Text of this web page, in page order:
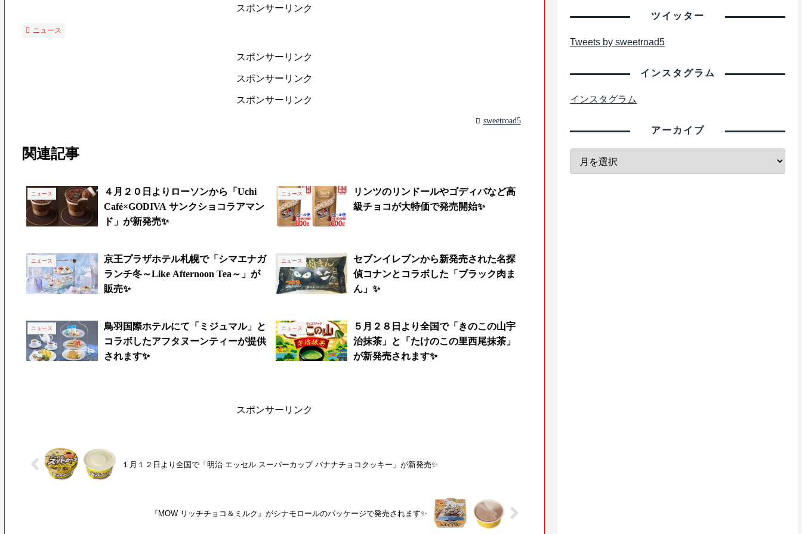
スポンサーリンク
ニュース
スポンサーリンク
スポンサーリンク
スポンサーリンク
sweetroad5
関連記事
ニュース
４月２０日よりローソンから「Uchi
Café×GODIVA サンクショコラアマン
ド」が新発売✨
ニュース
リンツのリンドールやゴディバなど高
級チョコが大特価で発売開始✨
ニュース
京王プラザホテル札幌で「シマエナガ
ランチ冬～Like Afternoon Tea～」が
販売✨
ニュース
セブンイレブンから新発売された名探
偵コナンとコラボした「ブラック肉ま
ん」✨
ニュース
鳥羽国際ホテルにて「ミジュマル」と
コラボしたアフタヌーンティーが提供
されます✨
ニュース
５月２８日より全国で「きのこの山宇
治抹茶」と「たけのこの里西尾抹茶」
が新発売されます✨
スポンサーリンク
１月１２日より全国で「明治 エッセル スーパーカップ バナナチョコクッキー」が新発売✨
『MOW リッチチョコ＆ミルク』がシナモロールのパッケージで発売されます✨
ツイッター
Tweets by sweetroad5
インスタグラム
インスタグラム
アーカイブ